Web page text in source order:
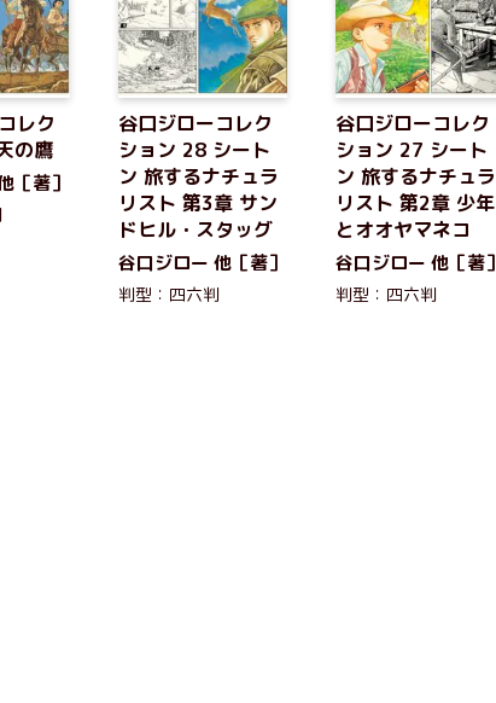
レク
の鷹
［著］
谷口ジローコレク
ション 28 シート
ン 旅するナチュラ
リスト 第3章 サン
ドヒル・スタッグ
谷口ジロー 他［著］
判型：四六判
谷口ジローコレク
ション 27 シート
ン 旅するナチュラ
リスト 第2章 少年
とオオヤマネコ
谷口ジロー 他［著］
判型：四六判